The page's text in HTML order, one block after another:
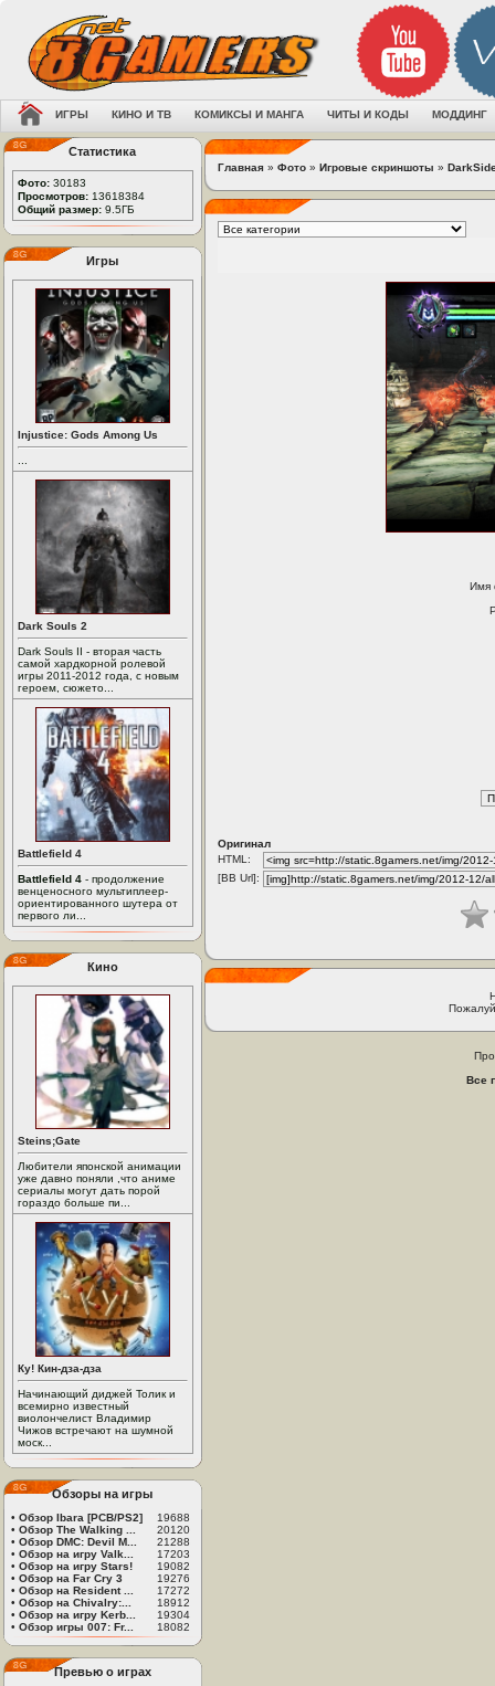
ИГРЫ КИНО И ТВ КОМИКСЫ И МАНГА ЧИТЫ И КОДЫ МОДДИНГ
Статистика
Фото: 30183
Просмотров: 13618384
Общий размер: 9.5ГБ
Игры
Injustice: Gods Among Us
Dark Souls 2
Dark Souls II - вторая часть
самой хардкорной ролевой
игры 2011-2012 года, с новым
героем, сюжето...
Battlefield 4
Battlefield 4 - продолжение
венценосного мультиплеер-
ориентированного шутера от
первого ли...
Кино
Steins;Gate
Любители японской анимации
уже давно поняли ,что аниме
сериалы могут дать порой
гораздо больше пи...
Ку! Кин-дза-дза
Начинающий диджей Толик и
всемирно известный
виолончелист Владимир
Чижов встречают на шумной
моск...
Обзоры на игры
• Обзор Ibara [PCB/PS2]
19688
• Обзор The Walking ...
20120
• Обзор DMC: Devil M...
21288
• Обзор на игру Valk...
17203
• Обзор на игру Stars!
19082
• Обзор на Far Cry 3
19276
• Обзор на Resident ...
17272
• Обзор на Chivalry:...
18912
• Обзор на игру Kerb...
19304
• Обзор игры 007: Fr... 18082
Превью о играх
Главная » Фото » Игровые скриншоты »
Имя
Оригинал
HTML:
[BB Url]:
Все